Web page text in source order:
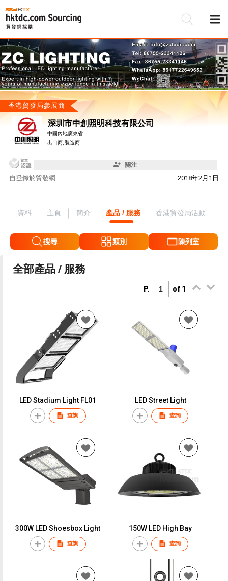
香港貿發局參展商
深圳市中創照明科技有限公司
中國內地廣東省
出口商, 製造商
關注
自 2018年2月1日
登錄於貿發網
資料 主頁 簡介 產品 / 服務 香港貿發局活動
搜尋 類別 陳列室
全部產品 / 服務
P. of 1
LED Stadium Light FL01
查詢
LED Street Light
查詢
300W LED Shoesbox Light
查詢
150W LED High Bay
查詢